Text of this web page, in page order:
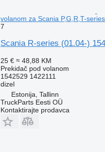
volanom za Scania P,G,R,T-
7
Scania R-series (01.04-)
25 € ≈ 48,88 KM
Prekidač pod volanom
1542529 1422111
dizel
Estonija, Tallinn
TruckParts Eesti OÜ
Kontaktirajte prodavca